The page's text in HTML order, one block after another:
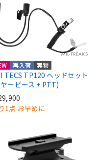
再入荷 実物
TECS TP120 ヘッドセット
ーピース + PTT)
1点 お早めに